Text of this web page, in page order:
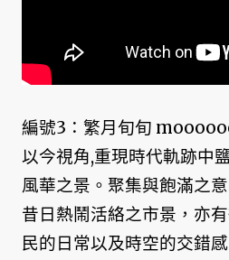
編號3：繁月旬旬
以今視角,重現時代軌跡中
風華之景。聚集與飽滿之
昔日熱鬧活絡之市景，亦
民的日常以及時空的交錯